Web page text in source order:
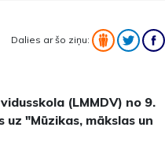
Dalies ar šo ziņu:
(LMMDV) no 9.
"Mūzikas, mākslas un